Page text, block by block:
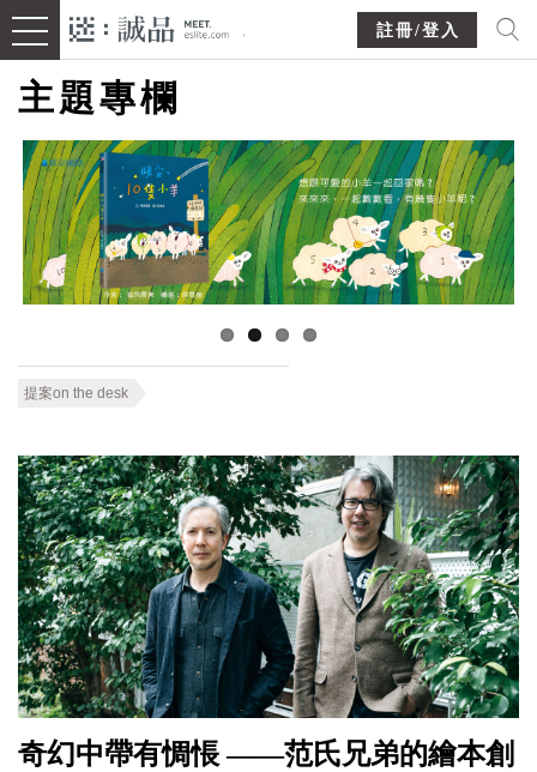
註冊/登入
主題專欄
提案on the desk
奇幻中帶有惆悵 ——范氏兄弟的繪本創